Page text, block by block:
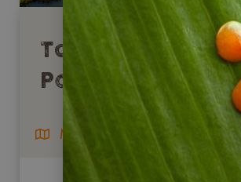
Torres del Paine
Patagonien
Mietwagenreise